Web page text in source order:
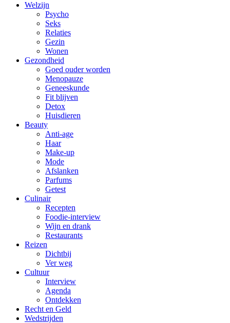
Welzijn
Psycho
Seks
Relaties
Gezin
Wonen
Gezondheid
Goed ouder worden
Menopauze
Geneeskunde
Fit blijven
Detox
Huisdieren
Beauty
Anti-age
Haar
Make-up
Mode
Afslanken
Parfums
Getest
Culinair
Recepten
Foodie-interview
Wijn en drank
Restaurants
Reizen
Dichtbij
Ver weg
Cultuur
Interview
Agenda
Ontdekken
Recht en Geld
Wedstrijden